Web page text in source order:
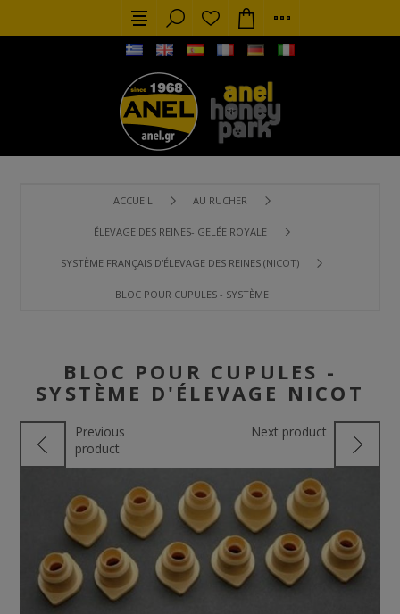
ACCUEIL AU RUCHER
ÉLEVAGE DES REINES- GELÉE ROYALE
SYSTÈME FRANÇAIS D'ÉLEVAGE DES REINES (NICOT)
BLOC POUR CUPULES - SYSTÈME D'ÉLEVAGE NICOT
BLOC POUR CUPULES -
SYSTÈME D'ÉLEVAGE NICOT
Previous
product
Next product